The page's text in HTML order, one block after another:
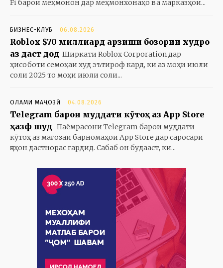
Fi барои меҳмонон дар меҳмонхонаҳо ва марказҳои...
БИЗНЕС-КЛУБ 06.08.2026
Roblox $70 миллиард арзиши бозории худро
аз даст дод Ширкати Roblox Corporation дар
ҳисоботи семоҳаи худ эътироф кард, ки аз моҳи июли
соли 2025 то моҳи июли соли...
ОЛАМИ МАҶОЗӢ 04.08.2026
Telegram барои муддати кӯтоҳ аз App Store
ҳазф шуд Паёмрасони Telegram барои муддати
кӯтоҳ аз мағозаи барномаҳои App Store дар саросари
ҷаҳон дастнорас гардид. Сабаб он будааст, ки...